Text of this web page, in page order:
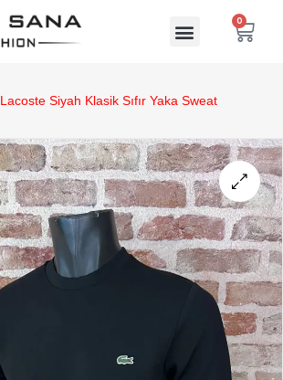
0
Lacoste Siyah Klasik Sıfır Yaka Sweat